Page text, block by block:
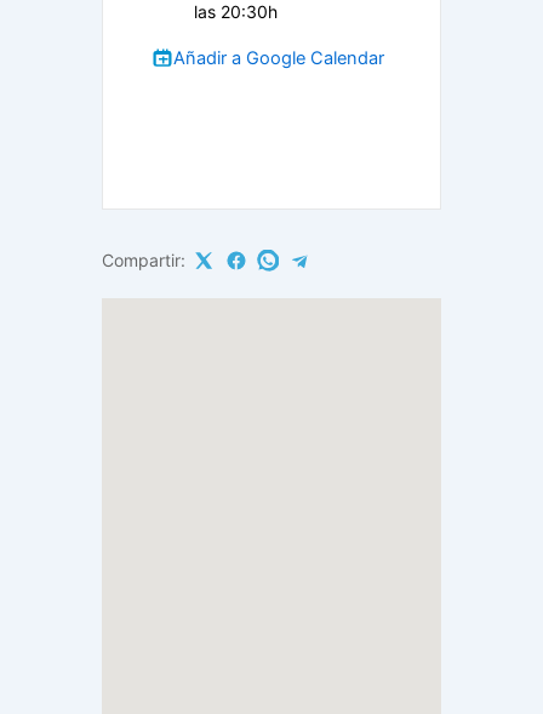
las 20:30h
Añadir a Google Calendar
Compartir: